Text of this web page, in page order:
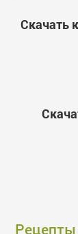
Скачать